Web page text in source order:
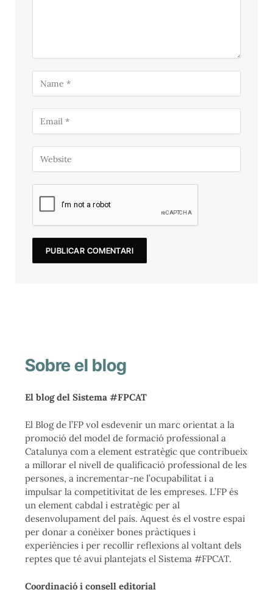
Sobre el blog
El blog del Sistema #FPCAT
El Blog de l’FP vol esdevenir un marc orientat a la
promoció del model de formació professional a
Catalunya com a element estratègic que contribueix
a millorar el nivell de qualificació professional de les
persones, a incrementar-ne l’ocupabilitat i a
impulsar la competitivitat de les empreses. L’FP és
un element cabdal i estratègic per al
desenvolupament del país. Aquest és el vostre espai
per donar a conèixer bones pràctiques i
experiències i per recollir reflexions al voltant dels
reptes que té avui plantejats el Sistema #FPCAT.
Coordinació i consell editorial